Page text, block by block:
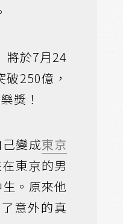
將於7月24
破250億，
獎！
變成東京
東京的男
。原來他
意外的真